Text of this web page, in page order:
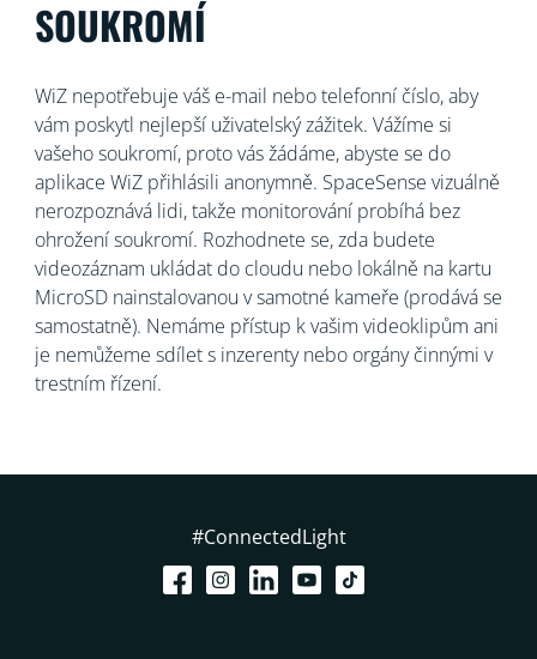
SOUKROMÍ
WiZ nepotřebuje váš e-mail nebo telefonní číslo, aby
vám poskytl nejlepší uživatelský zážitek. Vážíme si
vašeho soukromí, proto vás žádáme, abyste se do
aplikace WiZ přihlásili anonymně. SpaceSense vizuálně
nerozpoznává lidi, takže monitorování probíhá bez
ohrožení soukromí. Rozhodnete se, zda budete
videozáznam ukládat do cloudu nebo lokálně na kartu
MicroSD nainstalovanou v samotné kameře (prodává se
samostatně). Nemáme přístup k vašim videoklipům ani
je nemůžeme sdílet s inzerenty nebo orgány činnými v
trestním řízení.
#ConnectedLight